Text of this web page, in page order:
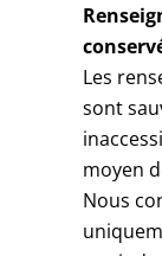
Les
sont
moyen
Nous